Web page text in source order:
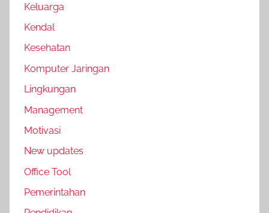
Keluarga
Kendal
Kesehatan
Komputer Jaringan
Lingkungan
Management
Motivasi
New updates
Office Tool
Pemerintahan